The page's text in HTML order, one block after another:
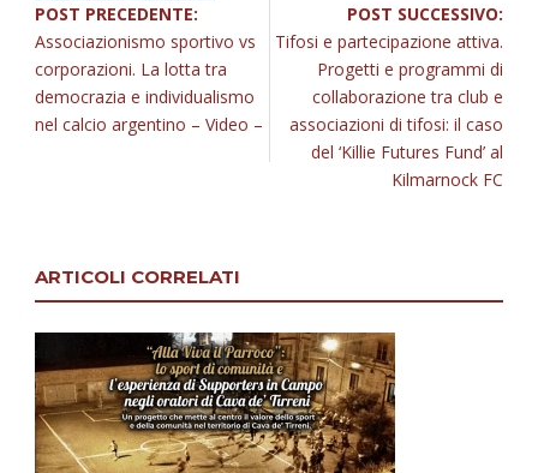
POST PRECEDENTE:
Associazionismo sportivo vs
corporazioni. La lotta tra
democrazia e individualismo
nel calcio argentino – Video –
POST SUCCESSIVO:
Tifosi e partecipazione attiva.
Progetti e programmi di
collaborazione tra club e
associazioni di tifosi: il caso
del ‘Killie Futures Fund’ al
Kilmarnock FC
ARTICOLI CORRELATI